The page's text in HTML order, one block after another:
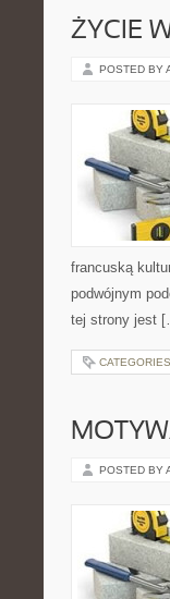
ŻYCIE
POSTED BY
francuską
podwójnym
tej strony jest
POSTED BY